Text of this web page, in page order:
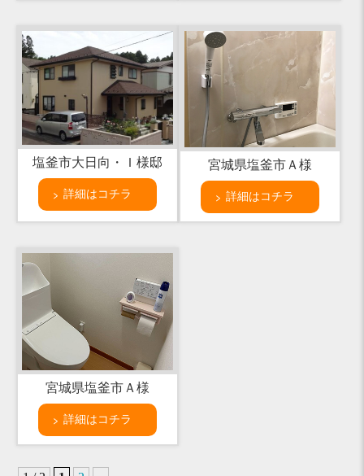
塩釜市大日向・Ｉ様邸
詳細はコチラ
宮城県塩釜市Ａ様
詳細はコチラ
宮城県塩釜市Ａ様
詳細はコチラ